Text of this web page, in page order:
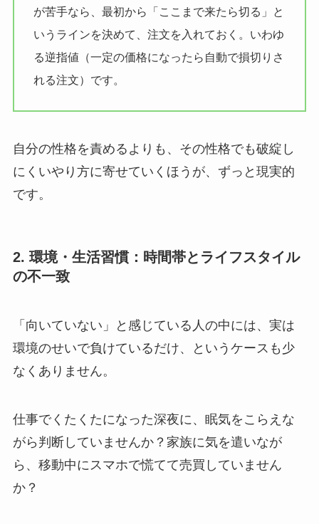
が苦手なら、最初から「ここまで来たら切る」と
いうラインを決めて、注文を入れておく。いわゆ
る逆指値（一定の価格になったら自動で損切りさ
れる注文）です。
自分の性格を責めるよりも、 その性格でも破綻し
にくいやり方に寄せていくほうが、ずっと現実的
です。
2. 環境・生活習慣：時間帯とライフスタイル
の不一致
「向いていない」と感じている人の中には、 実は
環境のせいで負けているだけ、というケースも少
なくありません。
仕事でくたくたになった深夜に、眠気をこらえな
がら判断していませんか？ 家族に気を遣いなが
ら、移動中にスマホで慌てて売買していません
か？